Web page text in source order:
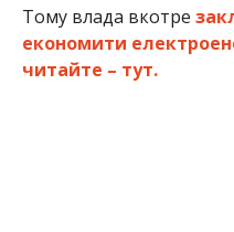
Тому влада вкотре
економити
читайте – тут.